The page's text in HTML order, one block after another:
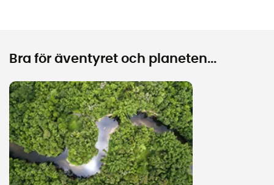
Bra för äventyret och planeten...